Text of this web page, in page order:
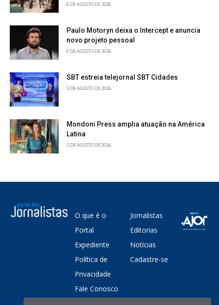
6 DE AGOSTO DE 2026
Paulo Motoryn deixa o Intercept e anuncia
novo projeto pessoal
6 DE AGOSTO DE 2026
SBT estreia telejornal SBT Cidades
5 DE AGOSTO DE 2026
Mondoni Press amplia atuação na América
Latina
5 DE AGOSTO DE 2026
O que é o
Portal
Expediente
Política de
Privacidade
Fale Conosco
Jornalistas
Editorias
Notícias
Cadastre-se